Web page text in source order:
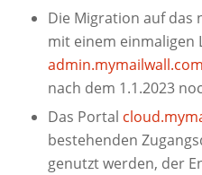
Die Migration auf das
mit einem einmaligen
admin.mymailwall.com
nach dem 1.1.2023
Das Portal
bestehenden
genutzt werden, der